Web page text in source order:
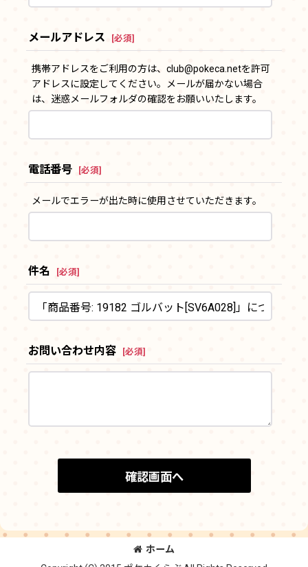
メールアドレス [必須]
携帯アドレスをご利用の方は、club@pokeca.netを許可
アドレスに設定してください。メールが届かない場合
は、迷惑メールフォルダの確認をお願いいたします。
電話番号 [必須]
メールでエラーが出た時に使用させていただきます。
件名 [必須]
お問い合わせ内容 [必須]
確認画面へ
ホーム